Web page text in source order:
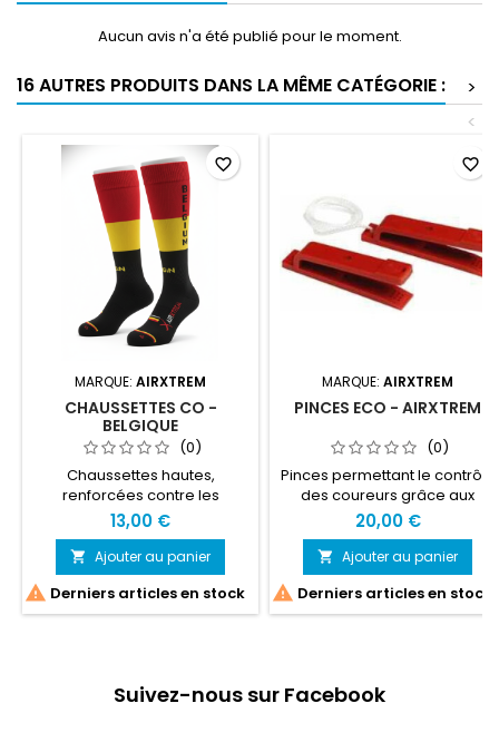
Aucun avis n'a été publié pour le moment.
16 AUTRES PRODUITS DANS LA MÊME CATÉGORIE :
>
<
MARQUE: AIRXTREM
CHAUSSETTES CO -
BELGIQUE
(0)
Chaussettes hautes,
renforcées contre les
agressions de type ronces,
tiques etc... Idéal pour le raid,
la course d 'orientation
13,00 €
 Ajouter au panier
 Derniers articles en stock
favorite_border
MARQUE: AIRXTREM
PINCES ECO - AIRXTREM
(0)
Pinces permettant le contrôle
des coureurs grâce aux
poinçons
20,00 €
 Ajouter au panier
 Derniers articles en stock
favorite_border
Suivez-nous sur Facebook